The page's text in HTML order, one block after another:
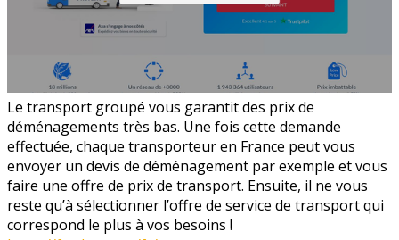
Le transport groupé vous garantit des prix de
déménagements très bas. Une fois cette demande
effectuée, chaque transporteur en France peut vous
envoyer un devis de déménagement par exemple et vous
faire une offre de prix de transport. Ensuite, il ne vous
reste qu’à sélectionner l’offre de service de transport qui
correspond le plus à vos besoins !